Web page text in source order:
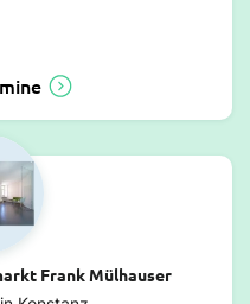
Frank Mülhauser